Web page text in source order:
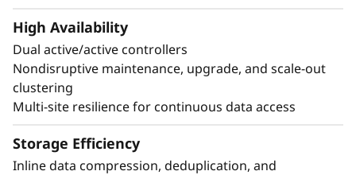
Protección avanzada de datos
El anti-ransomware líder del sector protege su
información sensible in-situ y en la nube.
High Availability
Dual active/active controllers
Nondisruptive maintenance, upgrade, and scale-out
clustering
Multi-site resilience for continuous data access
Storage Efficiency
Inline data compression, deduplication, and